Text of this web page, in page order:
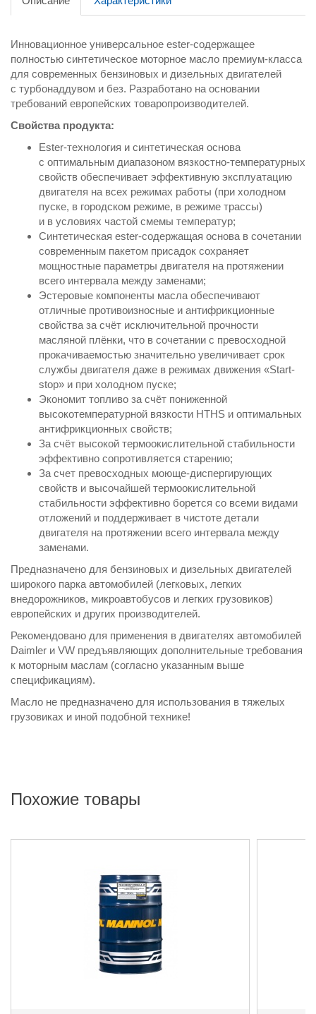
Инновационное универсальное ester-содержащее
полностью синтетическое моторное масло премиум-класса
для современных бензиновых и дизельных двигателей
с турбонаддувом и без. Разработано на основании
требований европейских товаропроизводителей.
Свойства продукта:
Ester-технология и синтетическая основа
с оптимальным диапазоном вязкостно-температурных
свойств обеспечивает эффективную эксплуатацию
двигателя на всех режимах работы (при холодном
пуске, в городском режиме, в режиме трассы)
и в условиях частой смемы температур;
Синтетическая ester-содержащая основа в сочетании
современным пакетом присадок сохраняет
мощностные параметры двигателя на протяжении
всего интервала между заменами;
Эстеровые компоненты масла обеспечивают
отличные противоизносные и антифрикционные
свойства за счёт исключительной прочности
масляной плёнки, что в сочетании с превосходной
прокачиваемостью значительно увеличивает срок
службы двигателя даже в режимах движения «Start-
stop» и при холодном пуске;
Экономит топливо за счёт пониженной
высокотемпературной вязкости HTHS и оптимальных
антифрикционных свойств;
За счёт высокой термоокислительной стабильности
эффективно сопротивляется старению;
За счет превосходных моюще-диспергирующих
свойств и высочайшей термоокислительной
стабильности эффективно борется со всеми видами
отложений и поддерживает в чистоте детали
двигателя на протяжении всего интервала между
заменами.
Предназначено для бензиновых и дизельных двигателей
широкого парка автомобилей (легковых, легких
внедорожников, микроавтобусов и легких грузовиков)
европейских и других производителей.
Рекомендовано для применения в двигателях автомобилей
Daimler и VW предъявляющих дополнительные требования
к моторным маслам (согласно указанным выше
спецификациям).
Масло не предназначено для использования в тяжелых
грузовиках и иной подобной технике!
Похожие товары